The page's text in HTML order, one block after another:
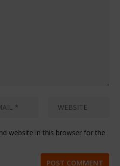
website in this browser for the